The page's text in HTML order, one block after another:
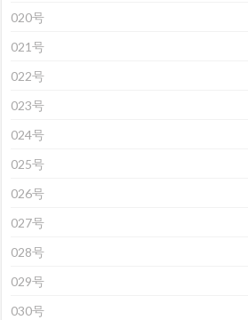
020号
021号
022号
023号
024号
025号
026号
027号
028号
029号
030号